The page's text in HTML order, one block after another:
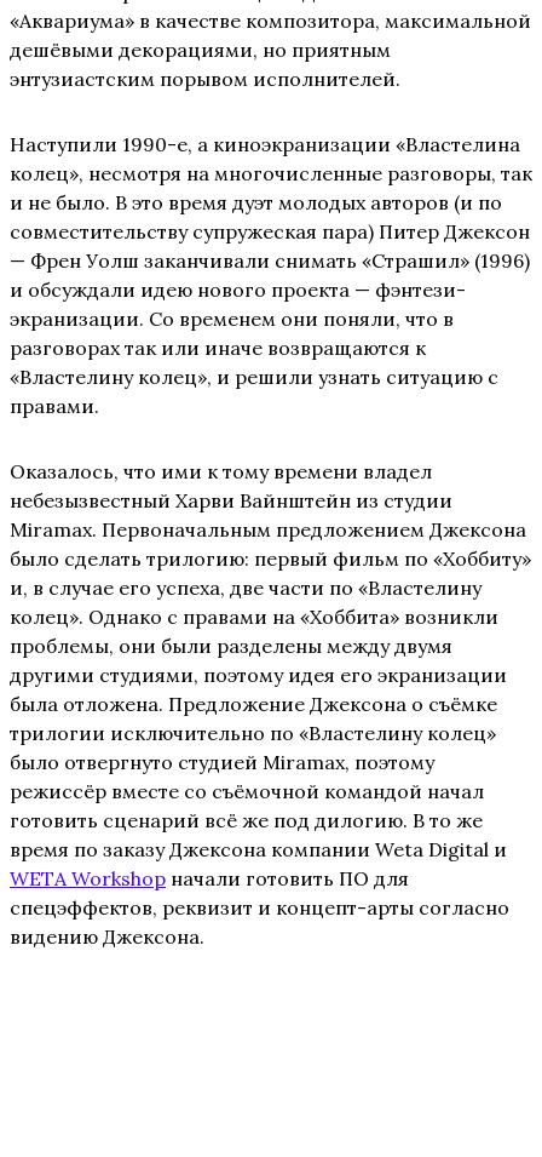
«Аквариума» в качестве композитора, максимальной
дешёвыми декорациями, но приятным
энтузиастским порывом исполнителей.
Наступили 1990-е, а киноэкранизации «Властелина
колец», несмотря на многочисленные разговоры, так
и не было. В это время дуэт молодых авторов (и по
совместительству супружеская пара) Питер Джексон
— Френ Уолш заканчивали снимать «Страшил» (1996)
и обсуждали идею нового проекта — фэнтези-
экранизации. Со временем они поняли, что в
разговорах так или иначе возвращаются к
«Властелину колец», и решили узнать ситуацию с
правами.
Оказалось, что ими к тому времени владел
небезызвестный Харви Вайнштейн из студии
Miramax. Первоначальным предложением Джексона
было сделать трилогию: первый фильм по «Хоббиту»
и, в случае его успеха, две части по «Властелину
колец». Однако с правами на «Хоббита» возникли
проблемы, они были разделены между двумя
другими студиями, поэтому идея его экранизации
была отложена. Предложение Джексона о съёмке
трилогии исключительно по «Властелину колец»
было отвергнуто студией Miramax, поэтому
режиссёр вместе со съёмочной командой начал
готовить сценарий всё же под дилогию. В то же
время по заказу Джексона компании Weta Digital и
WETA Workshop начали готовить ПО для
спецэффектов, реквизит и концепт-арты согласно
видению Джексона.